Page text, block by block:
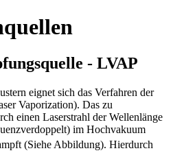
- LVAP
eignet sich das Verfahren der
Vaporization). Das zu
einen Laserstrahl der Wellenlänge
im Hochvakuum
(Siehe Abbildung). Hierdurch